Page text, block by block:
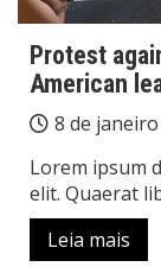
Protest
American
8 de
Lorem ipsum
elit. Quaerat
Leia mais